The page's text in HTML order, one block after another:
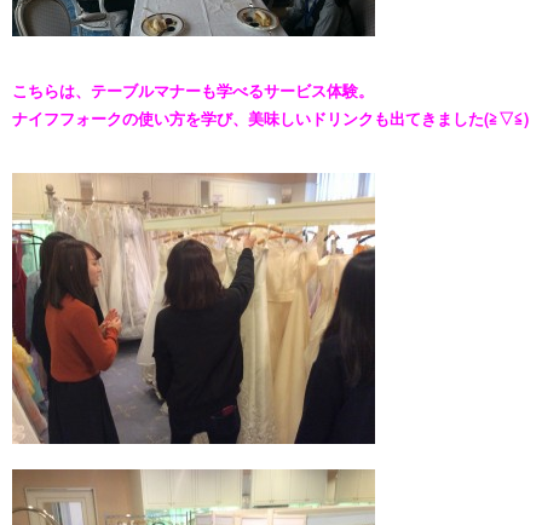
こちらは、テーブルマナーも学べるサービス体験。
ナイフフォークの使い方を学び、美味しいドリンクも出てきました(≧▽≦)